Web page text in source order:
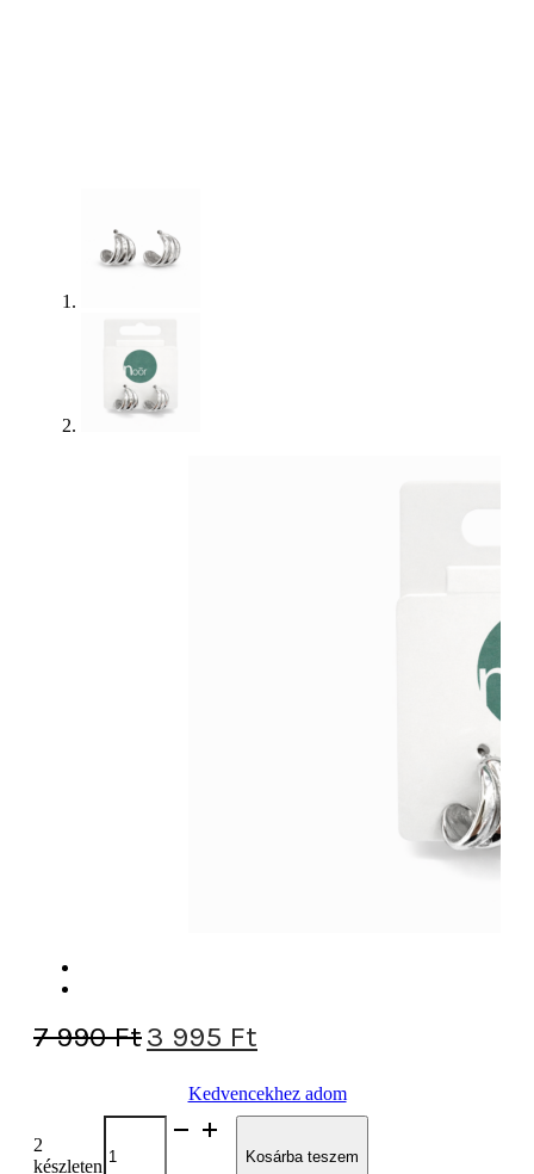
7 990FtOriginal
was:
3 995 Ft
is:
Kedvencekhez adom
2
készleten
Fülbevaló
mennyiség
Kosárba teszem